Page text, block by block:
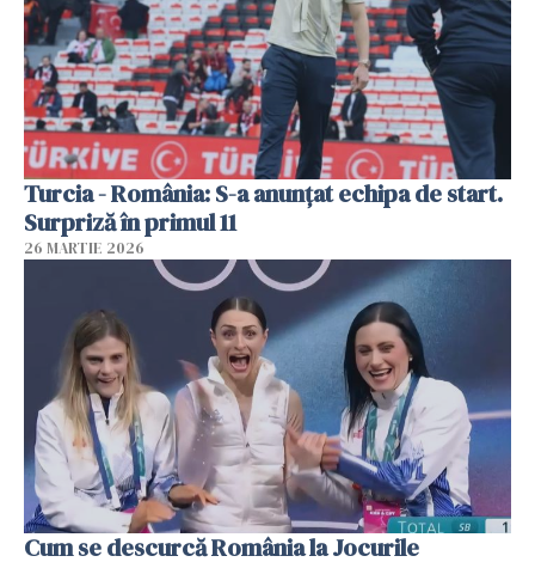
Turcia - România: S-a anunțat echipa de start.
Surpriză în primul 11
26 MARTIE 2026
Cum se descurcă România la Jocurile